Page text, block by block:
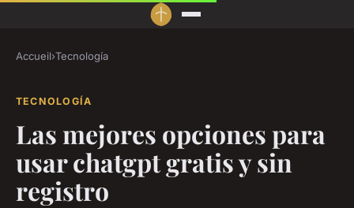
Accueil›Tecnología
TECNOLOGÍA
Las mejores opciones para
usar chatgpt gratis y sin
registro